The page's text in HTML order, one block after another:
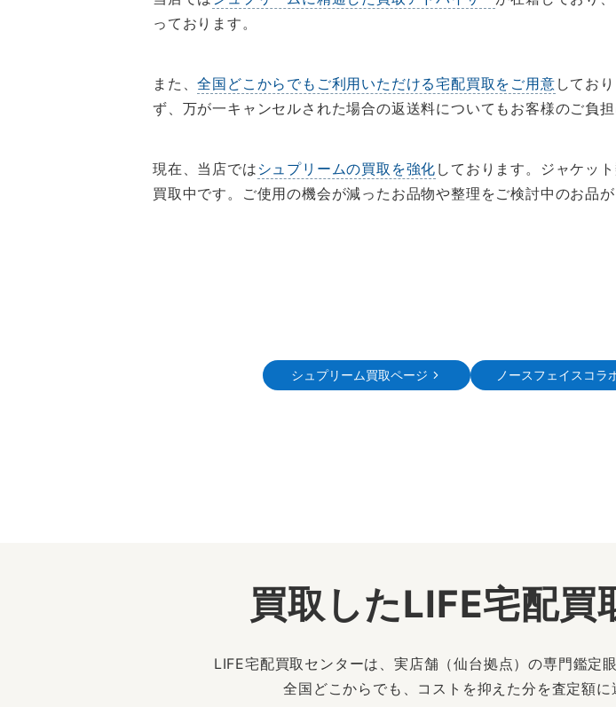
っております。
また、全国どこからでもご利用いただける宅配買取をご用意 してお
ず、万が一キャンセルされた場合の返送料についてもお客様のご負担
現在、当店では シュプリームの買取を強化 しております。ジャケッ
買取中です。ご使用の機会が減ったお品物や整理をご検討中のお品
シュプリーム買取ページ ノースフェイスコラ
買取したLIFE宅配
LIFE宅配買取センターは、実店舗（仙台拠点）の専門鑑定
全国どこからでも、コストを抑えた分を査定額